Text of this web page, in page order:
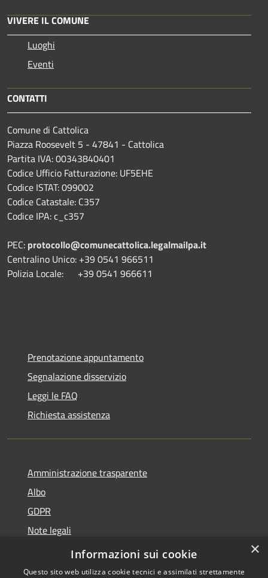
VIVERE IL COMUNE
Luoghi
Eventi
CONTATTI
Comune di Cattolica
Piazza Roosevelt 5 - 47841 - Cattolica
Partita IVA: 00343840401
Codice Ufficio Fatturazione: UF5EHE
Codice ISTAT: 099002
Codice Catastale: C357
Codice IPA: c_c357
PEC: protocollo@comunecattolica.legalmailpa.it
Centralino Unico: +39 0541 966511
Polizia Locale: +39 0541 966611
Prenotazione appuntamento
Segnalazione disservizio
Leggi le FAQ
Richiesta assistenza
Amministrazione trasparente
Albo
GDPR
Note legali
Dichiarazione di accessibilità
×
Informazioni sui cookie
Questo sito web utilizza cookie tecnici e assimilati strettamente